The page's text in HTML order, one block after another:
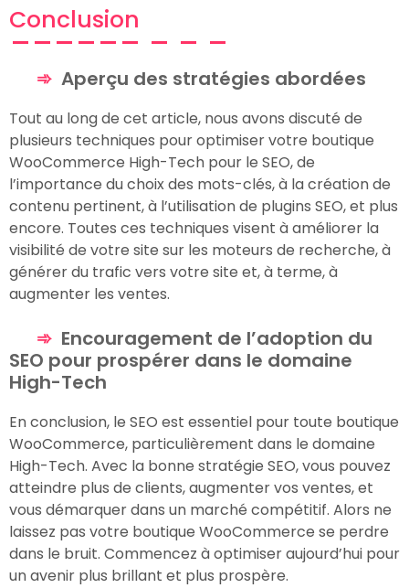
Conclusion
Aperçu des stratégies abordées
Tout au long de cet article, nous avons discuté de
plusieurs techniques pour optimiser votre boutique
WooCommerce High-Tech pour le SEO, de
l’importance du choix des mots-clés, à la création de
contenu pertinent, à l’utilisation de plugins SEO, et plus
encore. Toutes ces techniques visent à améliorer la
visibilité de votre site sur les moteurs de recherche, à
générer du trafic vers votre site et, à terme, à
augmenter les ventes.
Encouragement de l’adoption du
SEO pour prospérer dans le domaine
High-Tech
En conclusion, le SEO est essentiel pour toute boutique
WooCommerce, particulièrement dans le domaine
High-Tech. Avec la bonne stratégie SEO, vous pouvez
atteindre plus de clients, augmenter vos ventes, et
vous démarquer dans un marché compétitif. Alors ne
laissez pas votre boutique WooCommerce se perdre
dans le bruit. Commencez à optimiser aujourd’hui pour
un avenir plus brillant et plus prospère.